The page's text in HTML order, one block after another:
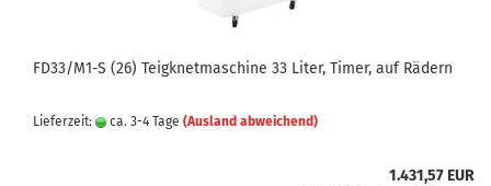
FD33/M1-S (26) Teigknetmaschine 33 Liter, Timer, auf Rädern
Lieferzeit: ca. 3-4 Tage (Ausland abweichend)
1.431,57 EUR